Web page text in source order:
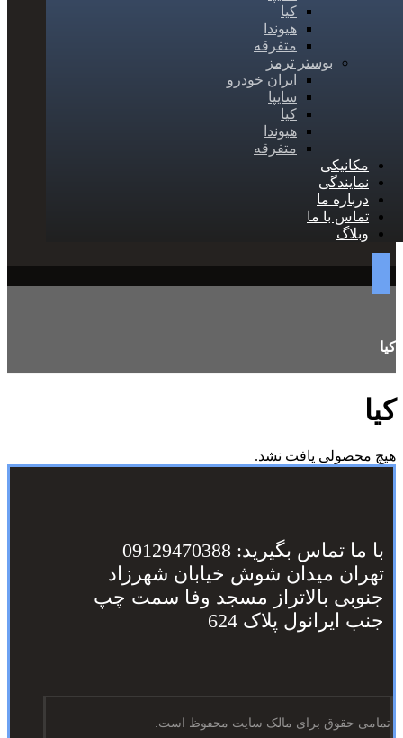
کیا
هیوندا
متفرقه
بوستر ترمز
ایران خودرو
سایپا
کیا
هیوندا
متفرقه
مکانیکی
نمایندگی
درباره ما
تماس با ما
وبلاگ
کیا
کیا
هیچ محصولی یافت نشد.
با ما تماس بگیرید: 09129470388
تهران میدان شوش خیابان شهرزاد
جنوبی بالاتراز مسجد وفا سمت چپ
جنب ایرانول پلاک 624
تمامی حقوق برای مالک سایت محفوظ است.